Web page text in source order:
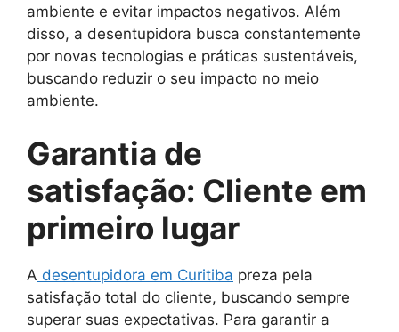
ambiente e evitar impactos negativos. Além
disso, a desentupidora busca constantemente
por novas tecnologias e práticas sustentáveis,
buscando reduzir o seu impacto no meio
ambiente.
Garantia de
satisfação: Cliente em
primeiro lugar
A desentupidora em Curitiba preza pela
satisfação total do cliente, buscando sempre
superar suas expectativas. Para garantir a